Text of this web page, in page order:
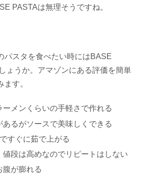
PASTAは無理そうですね。
パスタを食べたい時にはBASE
ょうか。アマゾンにある評価を簡単
す。
ーメンくらいの手軽さで作れる
あるがソースで美味しくできる
すぐに茹で上がる
値段は高めなのでリピートはしない
腹が膨れる